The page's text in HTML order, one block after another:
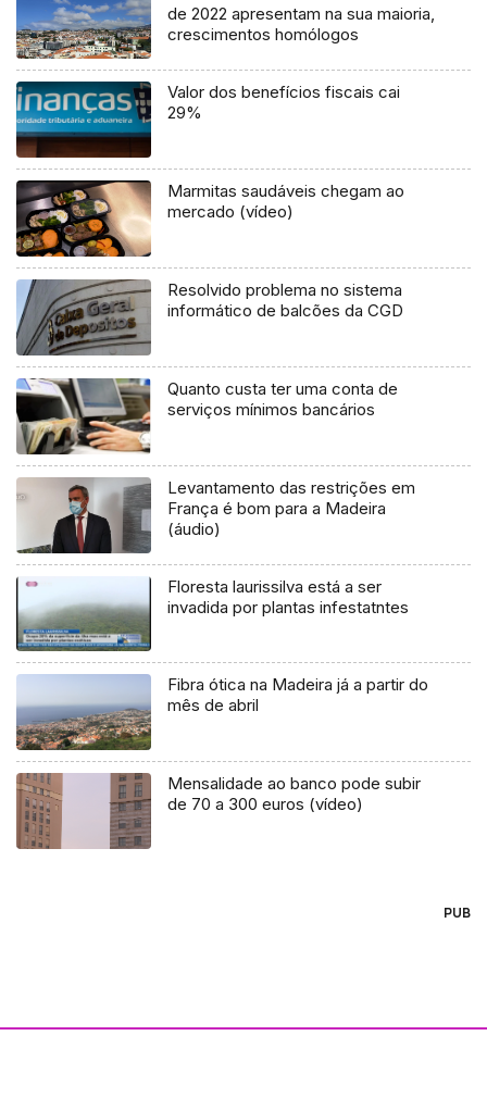
de 2022 apresentam na sua maioria,
crescimentos homólogos
Valor dos benefícios fiscais cai
29%
Marmitas saudáveis chegam ao
mercado (vídeo)
Resolvido problema no sistema
informático de balcões da CGD
Quanto custa ter uma conta de
serviços mínimos bancários
Levantamento das restrições em
França é bom para a Madeira
(áudio)
Floresta laurissilva está a ser
invadida por plantas infestatntes
Fibra ótica na Madeira já a partir do
mês de abril
Mensalidade ao banco pode subir
de 70 a 300 euros (vídeo)
PUB